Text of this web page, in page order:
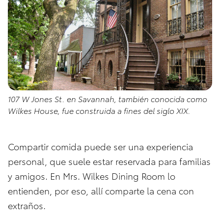
107 W Jones St. en Savannah, también conocida como
Wilkes House, fue construida a fines del siglo XIX.
Compartir comida puede ser una experiencia
personal, que suele estar reservada para familias
y amigos. En Mrs. Wilkes Dining Room lo
entienden, por eso, allí comparte la cena con
extraños.